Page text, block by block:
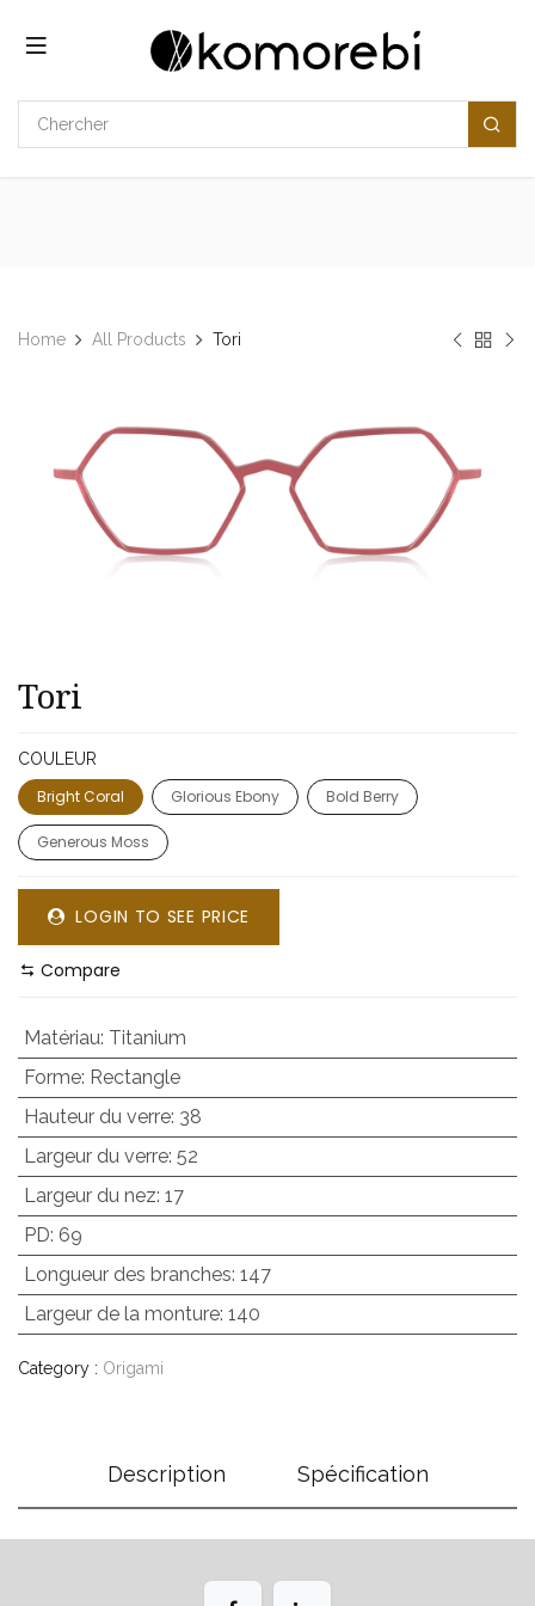
Home All Products Tori
Tori
COULEUR
Bright Coral Glorious Ebony Bold Berry
Generous Moss
LOGIN TO SEE PRICE
Compare
Matériau: Titanium
Forme: Rectangle
Hauteur du verre: 38
Largeur du verre: 52
Largeur du nez: 17
PD: 69
Longueur des branches: 147
Largeur de la monture: 140
Category : Origami
Description Spécification